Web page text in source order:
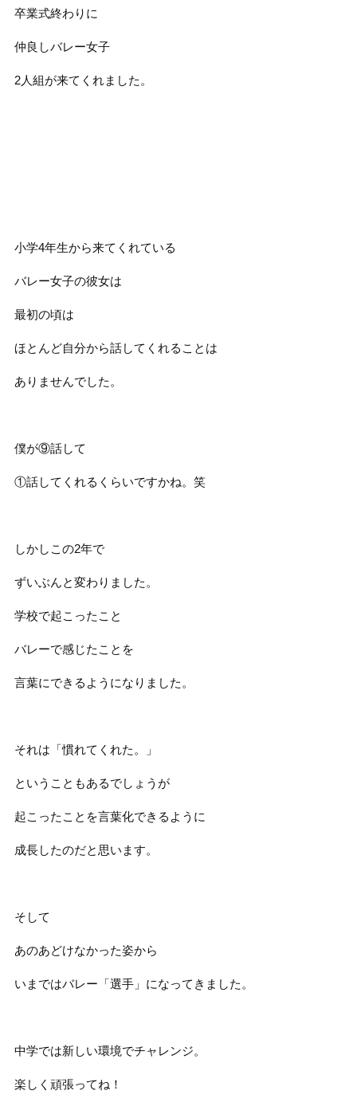
卒業式終わりに
仲良しバレー女子
2人組が来てくれました。
小学4年生から来てくれている
バレー女子の彼女は
最初の頃は
ほとんど自分から話してくれることは
ありませんでした。
僕が⑨話して
①話してくれるくらいですかね。笑
しかしこの2年で
ずいぶんと変わりました。
学校で起こったこと
バレーで感じたことを
言葉にできるようになりました。
それは「慣れてくれた。」
ということもあるでしょうが
起こったことを言葉化できるように
成長したのだと思います。
そして
あのあどけなかった姿から
いまではバレー「選手」になってきました。
中学では新しい環境でチャレンジ。
楽しく頑張ってね！